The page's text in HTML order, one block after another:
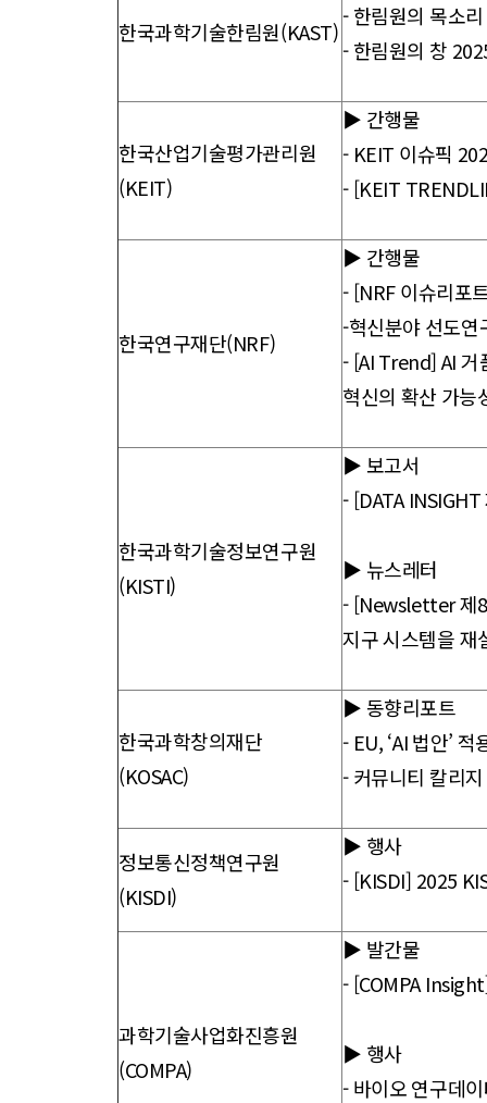
한국과학기술한림원(KAST)
-한림원의 목소
-한림원의 창
한국산업기술평가관리원
(KEIT)
▶ 간행물
- KEIT 이슈픽
-[KEIT
한국연구재단(NRF)
▶ 간행물
-[NRF 이슈리포
-혁신분야 선도연
-[AI Trend] AI 거
혁신의 확산 가능
한국과학기술정보연구원
(KISTI)
▶ 보고서
- [DATA
▶ 뉴스레터
- [Newsletter 제
지구 시스템을 재
한국과학창의재단
(KOSAC)
▶ 동향리포트
- EU, ‘AI 법안’
-커뮤니티 칼리
정보통신정책연구원
(KISDI)
▶ 행사
-[KISDI] 2025
과학기술사업화진흥원
(COMPA)
▶ 발간물
-[COMPA
▶ 행사
-바이오 연구데